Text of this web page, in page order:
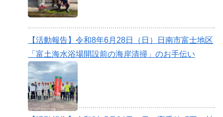
【活動報告】令和8年6月28日（日）日南市富士地区
「富土海水浴場開設前の海岸清掃」のお手伝い